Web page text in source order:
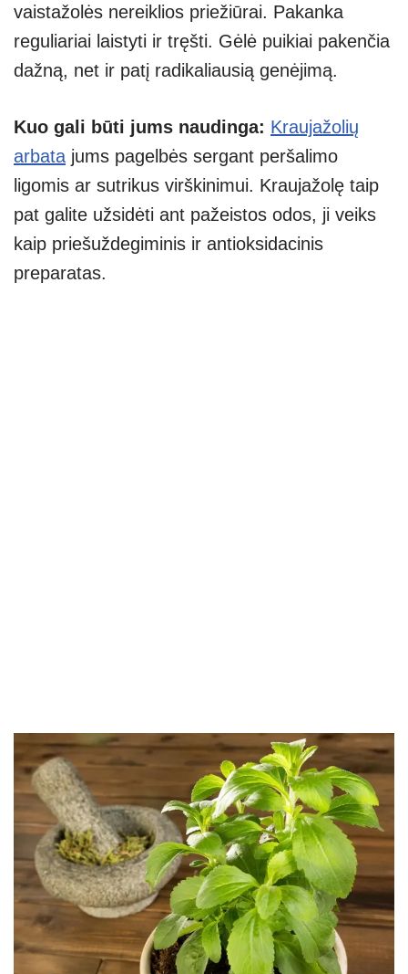
vaistažolės nereiklios priežiūrai. Pakanka
reguliariai laistyti ir tręšti. Gėlė puikiai pakenčia
dažną, net ir patį radikaliausią genėjimą.
Kuo gali būti jums naudinga: Kraujažolių
arbata jums pagelbės sergant peršalimo
ligomis ar sutrikus virškinimui. Kraujažolę taip
pat galite užsidėti ant pažeistos odos, ji veiks
kaip priešuždegiminis ir antioksidacinis
preparatas.